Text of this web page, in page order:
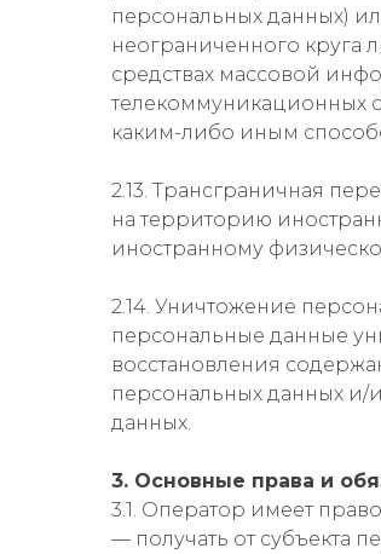
персональных данных)
неограниченного круга
средствах массовой
телекоммуникационных
каким-либо иным
2.13. Трансграничная
на территорию
иностранному
2.14. Уничтожение
персональные данные
восстановления
персональных данных и/
данных.
3. Основные права и
3.1. Оператор имеет
— получать от субъекта